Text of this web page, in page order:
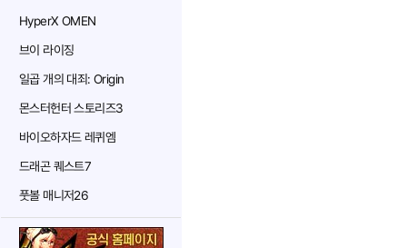
HyperX OMEN
브이 라이징
일곱 개의 대죄: Origin
몬스터헌터 스토리즈3
바이오하자드 레퀴엠
드래곤 퀘스트7
풋볼 매니저26